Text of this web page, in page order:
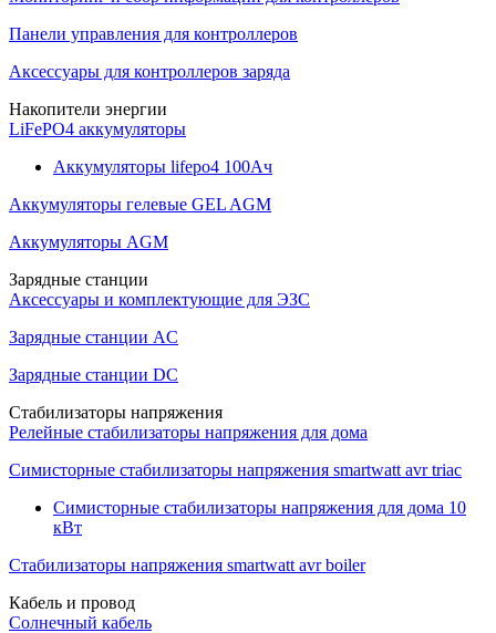
Панели управления для контроллеров
Аксессуары для контроллеров заряда
Накопители энергии
LiFePO4 аккумуляторы
Аккумуляторы lifepo4 100Ач
Аккумуляторы гелевые GEL AGM
Аккумуляторы AGM
Зарядные станции
Аксессуары и комплектующие для ЭЗС
Зарядные станции AC
Зарядные станции DC
Стабилизаторы напряжения
Релейные стабилизаторы напряжения для дома
Симисторные стабилизаторы напряжения smartwatt avr triac
Симисторные стабилизаторы напряжения для дома 10
кВт
Стабилизаторы напряжения smartwatt avr boiler
Кабель и провод
Солнечный кабель